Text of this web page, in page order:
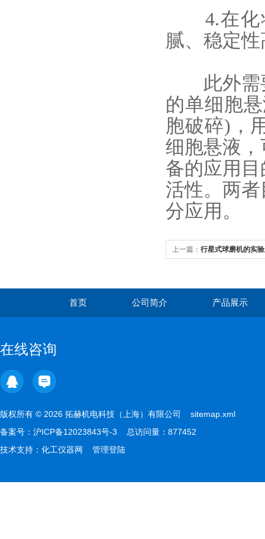
4.在化
腻、稳定
此外需要
的单细胞
胞破碎)，
细胞悬液
备的应用
活性。两
分应用。
上一篇： 行星式球磨机的实
首页 公司简介 产品展示
在线咨询
版权所有 © 2026 拓赫机电科技（上海）有限公司 sitemap.xml
备案号： 沪ICP备12023843号-3 总访问量：877452
技术支持： 化工仪器网 管理登陆